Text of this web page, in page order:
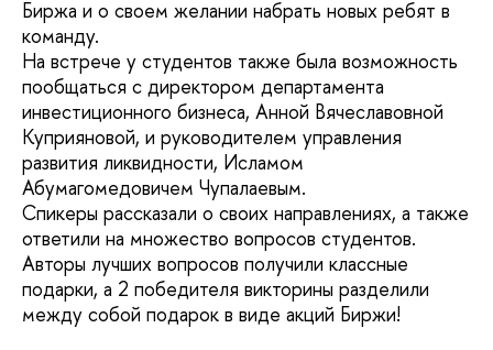
Биржа и о своем желании набрать новых ребят в
команду.
На встрече у студентов также была возможность
пообщаться с директором департамента
инвестиционного бизнеса, Анной Вячеславовной
Куприяновой, и руководителем управления
развития ликвидности, Исламом
Абумагомедовичем Чупалаевым.
Спикеры рассказали о своих направлениях, а также
ответили на множество вопросов студентов.
Авторы лучших вопросов получили классные
подарки, а 2 победителя викторины разделили
между собой подарок в виде акций Биржи!